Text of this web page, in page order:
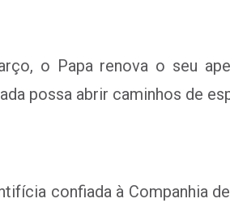
o Papa renova o seu
possa abrir caminhos de
confiada à Companhia